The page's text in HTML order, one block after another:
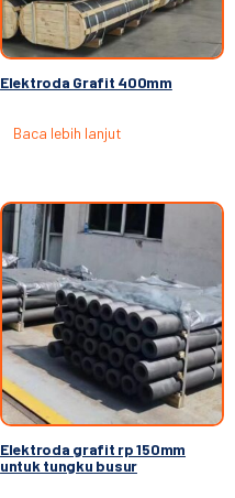
Elektroda Grafit 400mm
Baca lebih lanjut
Elektroda grafit rp 150mm
untuk tungku busur